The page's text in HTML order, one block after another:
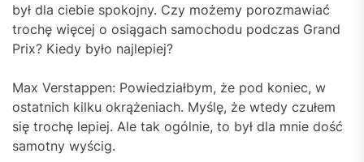
był dla ciebie spokojny. Czy możemy porozmawiać
trochę więcej o osiągach samochodu podczas Grand
Prix? Kiedy było najlepiej?
Max Verstappen: Powiedziałbym, że pod koniec, w
ostatnich kilku okrążeniach. Myślę, że wtedy czułem
się trochę lepiej. Ale tak ogólnie, to był dla mnie dość
samotny wyścig.